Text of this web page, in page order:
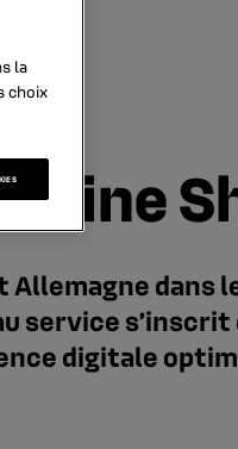
Allemagne dans
service s’inscrit
digitale
la
choix